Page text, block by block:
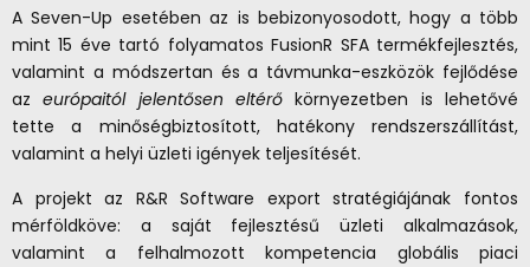
A Seven-Up esetében az is bebizonyosodott, hogy a több
mint 15 éve tartó folyamatos FusionR SFA termékfejlesztés,
valamint a módszertan és a távmunka-eszközök fejlődése
azeurópaitól jelentősen eltérő környezetben is lehetővé
tette a minőségbiztosított, hatékony rendszerszállítást,
valamint a helyi üzleti igények teljesítését.
A projekt az R&R Software export stratégiájának fontos
mérföldköve: a saját fejlesztésű üzleti alkalmazások,
valamint a felhalmozott kompetencia globális piaci